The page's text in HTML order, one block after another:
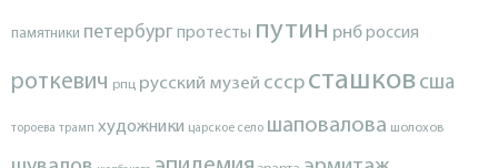
памятники петербургпротесты путин рнброссия
роткевич рпц русский музей ссср сташков сша
тороева трамп художники царское село шаповалова шолохов